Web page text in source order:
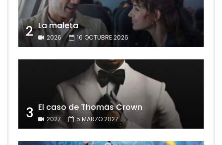
2 La maleta
2026 16 OCTUBRE 2026
3 El caso de Thomas Crown
2027 5 MARZO 2027